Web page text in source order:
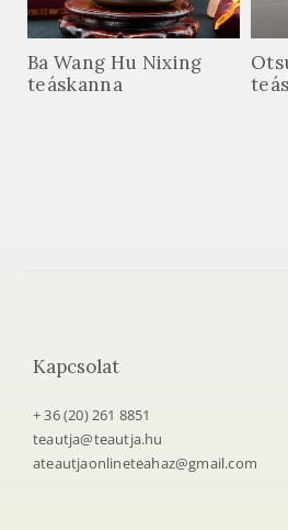
Ba Wang Hu Nixing
teáskanna
Kapcsolat
+ 36 (20) 261 8851
teautja@teautja.hu
ateautjaonlineteahaz@gmail.com